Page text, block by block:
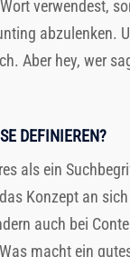
verwendest,
abzulenken.
Aber hey, wer
DEFINIEREN?
als ein
Konzept an
auch bei
macht ein